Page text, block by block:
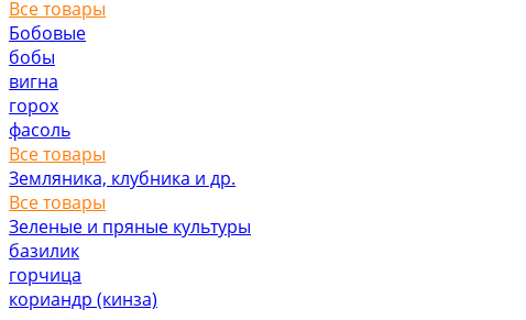
Все товары
Бобовые
бобы
вигна
горох
фасоль
Все товары
Земляника, клубника и др.
Все товары
Зеленые и пряные культуры
базилик
горчица
кориандр (кинза)